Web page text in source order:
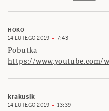
HOKO
14 LUTEGO 2019
7:43
Pobutka
https://www.youtube.com/
krakusik
14 LUTEGO 2019 13:39